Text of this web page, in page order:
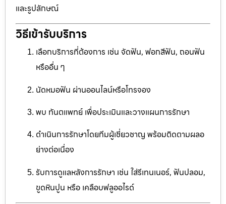
และรูปลักษณ์
วิธีเข้ารับบริการ
เลือกบริการที่ต้องการ เช่น จัดฟัน, ฟอกสีฟัน, ถอนฟัน
หรืออื่น ๆ
นัดหมอฟัน ผ่านออนไลน์หรือโทรจอง
พบ ทันตแพทย์ เพื่อประเมินและวางแผนการรักษา
ดำเนินการรักษาโดยทีมผู้เชี่ยวชาญ พร้อมติดตามผลอ
ย่างต่อเนื่อง
รับการดูแลหลังการรักษา เช่น ใส่รีเทนเนอร์, ฟันปลอม,
ขูดหินปูน หรือ เคลือบฟลูออไรด์